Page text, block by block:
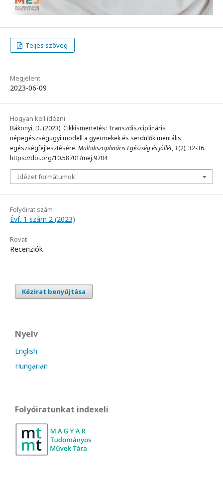
Teljes szöveg
Megjelent
2023-06-09
Hogyan kell idézni
Bákonyi, D. (2023). Cikkismertetés: Transzdiszciplináris
népegészségügyi modell a gyermekek és serdülők mentális
egészségfejlesztésére. Multidiszciplináris Egészség és Jóllét, 1(2), 32-36.
https://doi.org/10.58701/mej.9704
Idézet formátumok
Folyóirat szám
Évf. 1 szám 2 (2023)
Rovat
Recenziók
Kézirat benyújtása
Nyelv
English
Hungarian
Folyóiratunkat indexeli